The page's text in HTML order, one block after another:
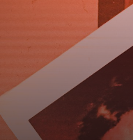
Login
Email